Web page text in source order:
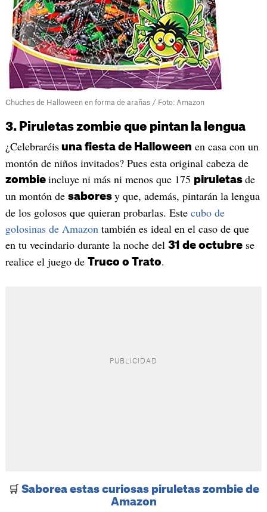
Chuches de Halloween en forma de arañas / Foto: Amazon
3. Piruletas zombie que pintan la lengua
¿Celebraréisuna fiesta de Halloween en casa con un
montón de niños invitados? Pues esta original cabeza de
zombie incluye ni más ni menos que 175 piruletas de
un montón de sabores y que, además, pintarán la lengua
de los golosos que quieran probarlas. Este cubo de
golosinas de Amazontambién es ideal en el caso de que
en tu vecindario durante la noche del 31 de octubrese
realice el juego de Truco o Trato.
🛒 Saborea estas curiosas piruletas zombie de
Amazon